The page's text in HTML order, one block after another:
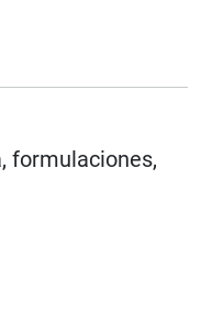
formulaciones,